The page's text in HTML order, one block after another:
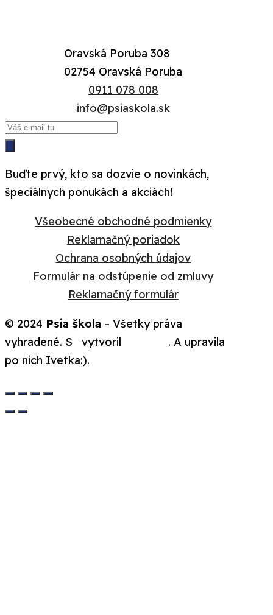
Oravská Poruba 308
02754 Oravská Poruba
0911 078 008
info@psiaskola.sk
Buďte prvý, kto sa dozvie o novinkách,
špeciálnych ponukách a akciách!
Všeobecné obchodné podmienky
Reklamačný poriadok
Ochrana osobných údajov
Formulár na odstúpenie od zmluvy
Reklamačný formulár
© 2024 Psia škola – Všetky práva
vyhradené. S
vytvoril
. A upravila
po nich Ivetka:).